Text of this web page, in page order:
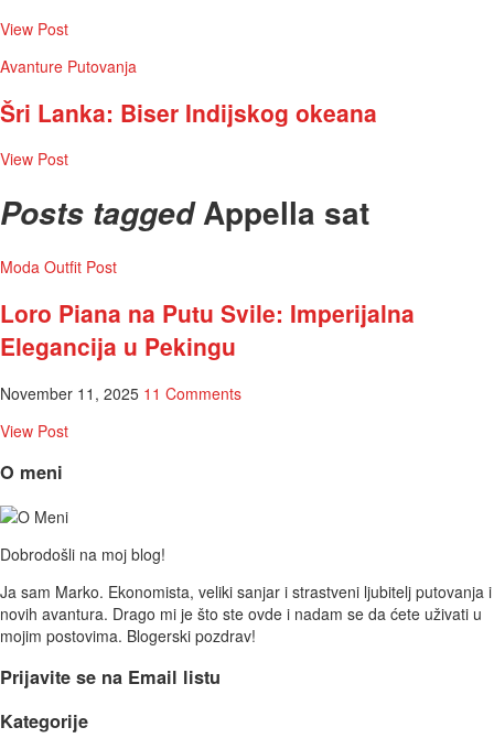
View Post
Avanture Putovanja
Šri Lanka: Biser Indijskog okeana
View Post
Posts tagged Appella sat
Moda Outfit Post
Loro Piana na Putu Svile: Imperijalna
Elegancija u Pekingu
November 11, 2025 11 Comments
View Post
O meni
Dobrodošli na moj blog!
Ja sam Marko. Ekonomista, veliki sanjar i strastveni ljubitelj putovanja i
novih avantura. Drago mi je što ste ovde i nadam se da ćete uživati u
mojim postovima. Blogerski pozdrav!
Prijavite se na Email listu
Kategorije